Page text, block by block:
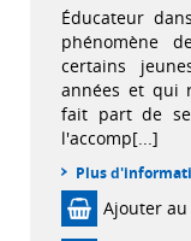
Éducateur
phénomène
certains
années et qui
fait part de
l'accomp[...]
Plus
Ajouter